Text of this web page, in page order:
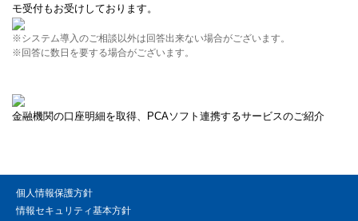
モ受付もお受けしております。
※システム導入のご相談以外は回答出来ない場合がございます。
※回答に数日を要する場合がございます。
金融機関の口座明細を取得、PCAソフト連携するサービスのご紹介
個人情報保護方針
情報セキュリティ基本方針